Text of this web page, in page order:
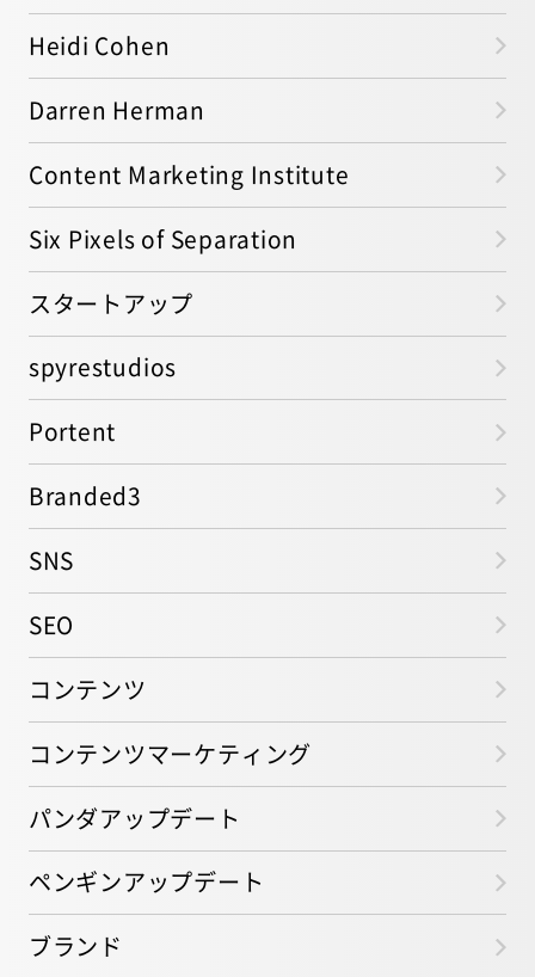
Heidi Cohen
Darren Herman
Content Marketing Institute
Six Pixels of Separation
スタートアップ
spyrestudios
Portent
Branded3
SNS
SEO
コンテンツ
コンテンツマーケティング
パンダアップデート
ペンギンアップデート
ブランド